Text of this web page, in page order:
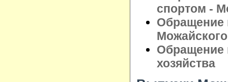
спортом -
Обращение
Обращение
хозяйства